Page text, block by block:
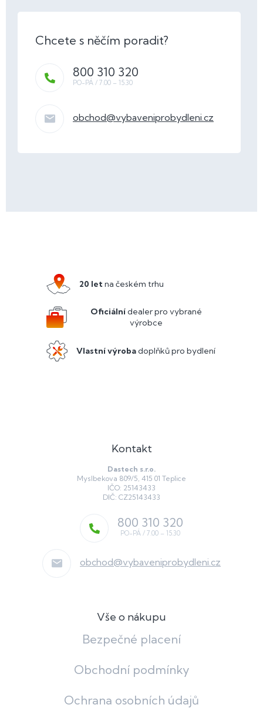
obchod@vybaveniprobydleni.cz
800 310 320
20 letna českém trhu
Oficiálnídealer pro vybrané
výrobce
Vlastní výrobadoplňků pro bydlení
Kontakt
Dastech s.r.o.
Myslbekova 809/5, 415 01 Teplice
IČO: 25143433
DIČ: CZ25143433
obchod@vybaveniprobydleni.cz
800 310 320
Vše o nákupu
Bezpečné placení
Obchodní podmínky
Ochrana osobních údajů